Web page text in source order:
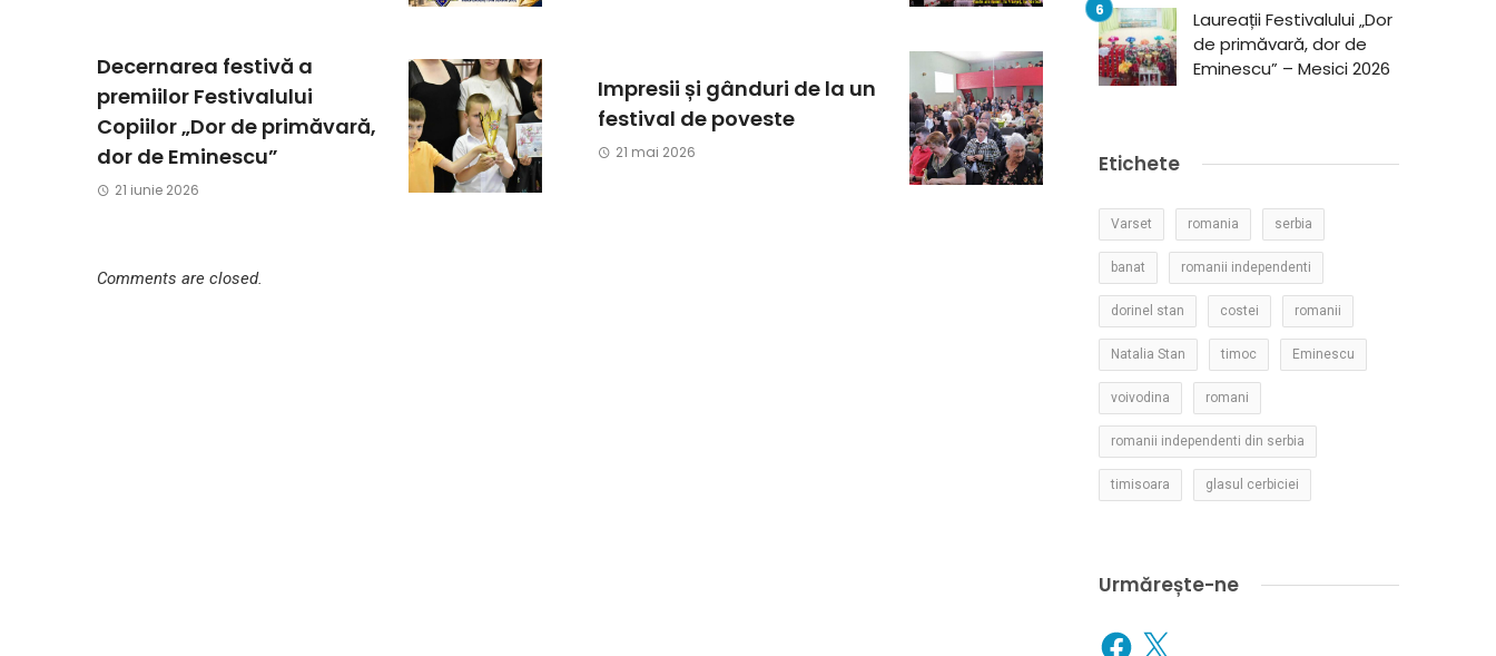
Decernarea festivă a
premiilor Festivalului
Copiilor „Dor de primăvară,
dor de Eminescu”
21 iunie 2026
Impresii și gânduri de la un
festival de poveste
21 mai 2026
Comments are closed.
Laureații Festivalului „Dor
de primăvară, dor de
Eminescu” – Mesici 2026
Etichete
Varset romania serbia
banat romanii independenti
dorinel stan costei romanii
Natalia Stan timoc Eminescu
voivodina romani
romanii independenti din serbia
timisoara glasul cerbiciei
Urmărește-ne
Facebook
X